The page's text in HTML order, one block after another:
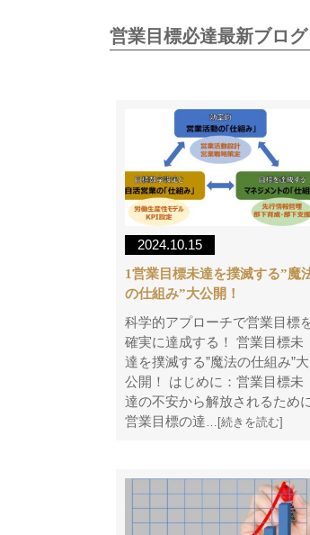
営業目標必達最新ブログ
2024.10.15
1営業目標未達を撲滅する”魔
の仕組み”大公開！
科学的アプローチで営業目標
確実に達成する！ 営業目標未
達を撲滅する”魔法の仕組み”大
公開！ はじめに：営業目標未
達の不安から解放されるため
営業目標の達…[続きを読む]